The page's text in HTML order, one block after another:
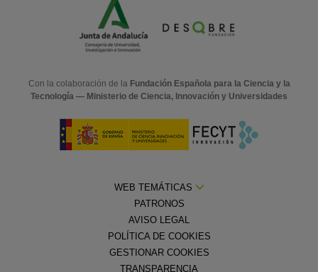
Con la colaboración de la Fundación Española para la Ciencia y la
Tecnología — Ministerio de Ciencia, Innovación y Universidades
WEB TEMÁTICAS
PATRONOS
AVISO LEGAL
POLÍTICA DE COOKIES
GESTIONAR COOKIES
TRANSPARENCIA